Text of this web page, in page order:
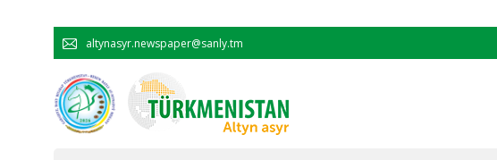
altynasyr.newspaper@sanly.tm